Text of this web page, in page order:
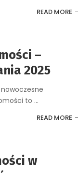
READ MORE
–
2025
to ...
READ MORE
w